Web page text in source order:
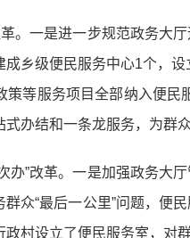
革。一是进一步规范政务
乡级便民服务中心1个，
策等服务项目全部纳入便
式办结和一条龙服务，为群
次办”改革。一是加强政务
众“最后一公里”问题，便
政村设立了便民服务室，对